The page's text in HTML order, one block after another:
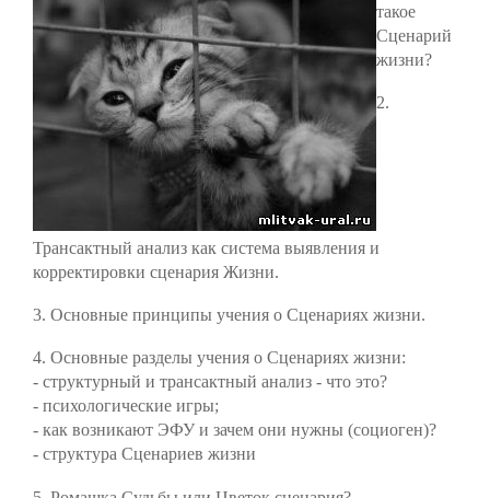
такое
Сценарий
жизни?
2.
Трансактный анализ как система выявления и
корректировки сценария Жизни.
3. Основные принципы учения о Сценариях жизни.
4. Основные разделы учения о Сценариях жизни:
- структурный и трансактный анализ - что это?
- психологические игры;
- как возникают ЭФУ и зачем они нужны (социоген)?
- структура Сценариев жизни